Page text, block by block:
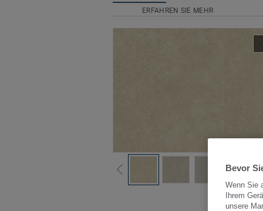
ERFAHREN SIE MEHR
Alle
Bevor
Wenn Sie
Ihrem
unsere